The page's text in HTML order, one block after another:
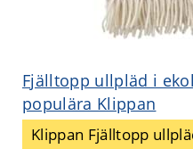
Fjälltopp ullpläd i
populära Klippan
Klippan Fjälltopp